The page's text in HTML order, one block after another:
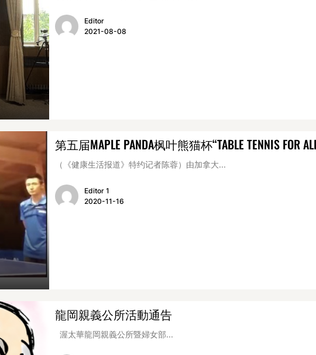
Editor
2021-08-08
第五届MAPLE PANDA枫叶熊猫杯“TABLE TENNIS FOR
（《健康生活报道》特约记者陈蓉）由加拿大...
Editor 1
2020-11-16
龍岡親義公所活動通告
渥太華龍岡親義公所暨婦女部...